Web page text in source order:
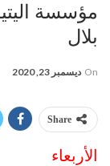
مؤسسة
بلال
On ديسمبر 23, 2020
Share
الأربعاء